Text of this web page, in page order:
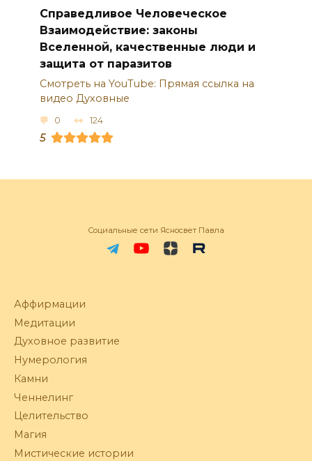
Справедливое Человеческое
Взаимодействие: законы
Вселенной, качественные люди и
защита от паразитов
Смотреть на YouTube: Прямая ссылка на
видео Духовные
0 124
5
Социальные сети Ясносвет Павла
Аффирмации
Медитации
Духовное развитие
Нумерология
Камни
Ченнелинг
Целительство
Магия
Мистические истории